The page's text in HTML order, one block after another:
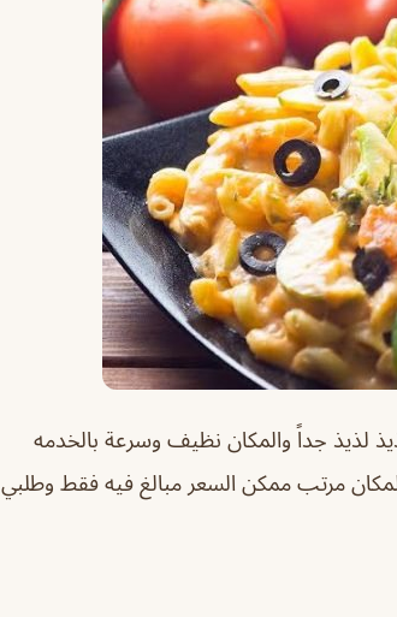
لذيذ جداً والمكان نظيف وسرعة بالخدمه
مرتب ممكن السعر مبالغ فيه فقط وطلبي